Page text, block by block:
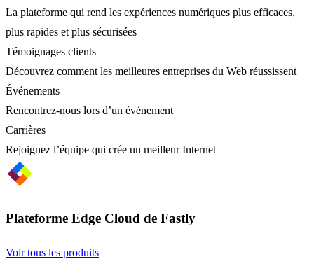
La plateforme qui rend les expériences numériques plus efficaces,
plus rapides et plus sécurisées
Témoignages clients
Découvrez comment les meilleures entreprises du Web réussissent
Événements
Rencontrez-nous lors d’un événement
Carrières
Rejoignez l’équipe qui crée un meilleur Internet
Plateforme Edge Cloud de Fastly
Voir tous les produits